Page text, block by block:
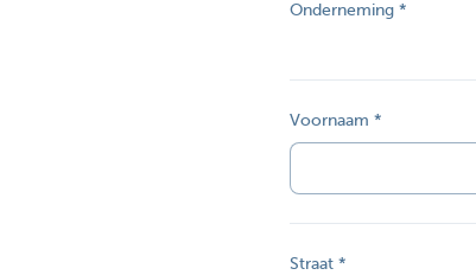
Onderneming
Voornaam
Straat